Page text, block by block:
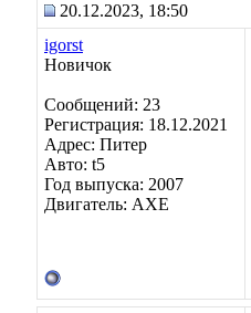
20.12.2023, 18:50
igorst
Новичок
Сообщений: 23
Регистрация: 18.12.2021
Адрес: Питер
Авто: t5
Год выпуска: 2007
Двигатель: AXE